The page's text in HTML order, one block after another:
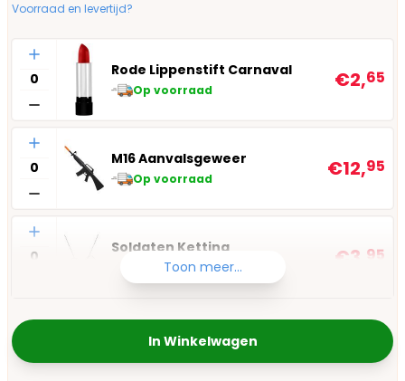
Voorraad en levertijd?
Aantal
Rode Lippenstift Carnaval
Op voorraad €2,65
Aantal
M16 Aanvalsgeweer
Op voorraad €12,95
Aantal
Soldaten Ketting
Op voorraad €3, 95
Toon meer...
In Winkelwagen